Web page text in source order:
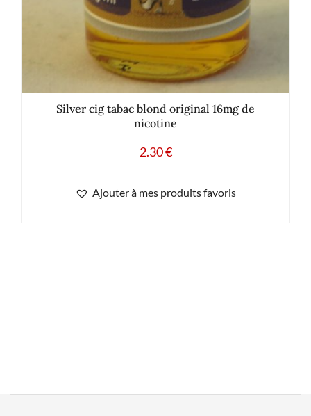
Silver cig tabac blond original 16mg de
nicotine
2.30€
Ajouter à mes produits favoris